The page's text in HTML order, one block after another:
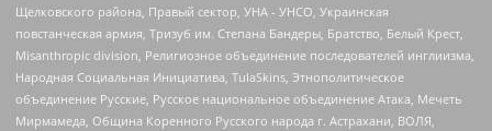
Щелковского района, Правый сектор, УНА - УНСО, Украинская
повстанческая армия, Тризуб им. Степана Бандеры, Братство, Белый Крест,
Misanthropic division, Религиозное объединение последователей инглиизма,
Народная Социальная Инициатива, TulaSkins, Этнополитическое
объединение Русские, Русское национальное объединение Атака, Мечеть
Мирмамеда, Община Коренного Русского народа г. Астрахани, ВОЛЯ,